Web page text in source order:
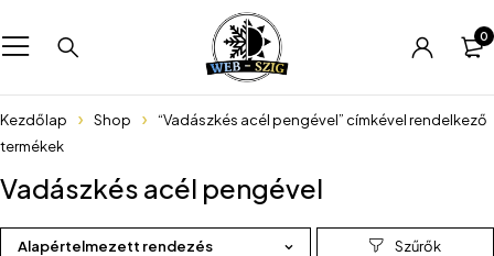
0
Kezdőlap Shop
“Vadászkés acél pengével” címkével rendelkező
termékek
Vadászkés acél pengével
Alapértelmezett rendezés